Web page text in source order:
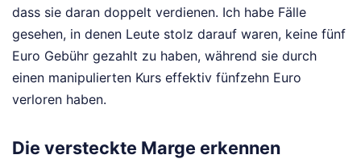
dass sie daran doppelt verdienen. Ich habe Fälle
gesehen, in denen Leute stolz darauf waren, keine fünf
Euro Gebühr gezahlt zu haben, während sie durch
einen manipulierten Kurs effektiv fünfzehn Euro
verloren haben.
Die versteckte Marge erkennen